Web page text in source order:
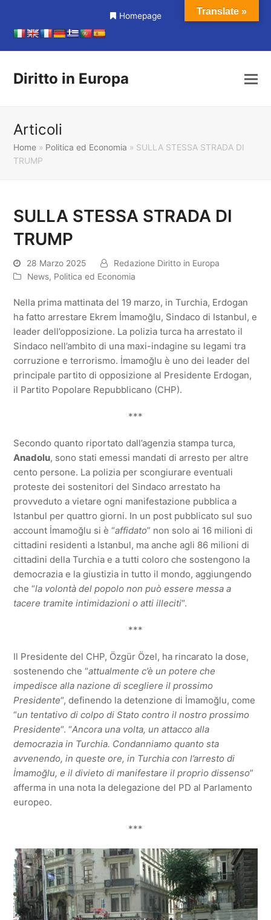
Homepage
Diritto in Europa
Articoli
Home » Politica ed Economia » SULLA STESSA STRADA DI
TRUMP
SULLA STESSA STRADA DI
TRUMP
28 Marzo 2025
Redazione Diritto in Europa
News, Politica ed Economia
Nella prima mattinata del 19 marzo, in Turchia, Erdogan
ha fatto arrestare Ekrem İmamoğlu, Sindaco di Istanbul, e
leader dell’opposizione. La polizia turca ha arrestato il
Sindaco nell’ambito di una maxi-indagine su legami tra
corruzione e terrorismo. İmamoğlu è uno dei leader del
principale partito di opposizione al Presidente Erdogan,
il Partito Popolare Repubblicano (CHP).
***
Secondo quanto riportato dall’agenzia stampa turca,
Anadolu, sono stati emessi mandati di arresto per altre
cento persone. La polizia per scongiurare eventuali
proteste dei sostenitori del Sindaco arrestato ha
provveduto a vietare ogni manifestazione pubblica a
Istanbul per quattro giorni. In un post pubblicato sul suo
account İmamoğlu si è “affidato” non solo ai 16 milioni di
cittadini residenti a Istanbul, ma anche agli 86 milioni di
cittadini della Turchia e a tutti coloro che sostengono la
democrazia e la giustizia in tutto il mondo, aggiungendo
che “la volontà del popolo non può essere messa a
tacere tramite intimidazioni o atti illeciti“.
***
Il Presidente del CHP, Özgür Özel, ha rincarato la dose,
sostenendo che “attualmente c’è un potere che
impedisce alla nazione di scegliere il prossimo
Presidente“, definendo la detenzione di İmamoğlu, come
“un tentativo di colpo di Stato contro il nostro prossimo
Presidente“. “Ancora una volta, un attacco alla
democrazia in Turchia. Condanniamo quanto sta
avvenendo, in queste ore, in Turchia con l’arresto di
İmamoğlu, e il divieto di manifestare il proprio dissenso”
afferma in una nota la delegazione del PD al Parlamento
europeo.
***
Translate »